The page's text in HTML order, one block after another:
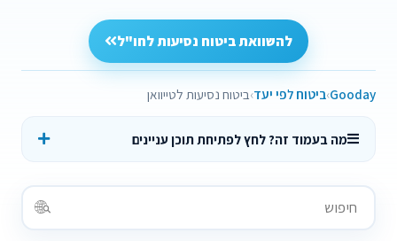
להשוואת ביטוח נסיעות לחו"ל
Gooday ביטוח לפי יעד ביטוח נסיעות לטייוואן
מה בעמוד זה? לחץ לפתיחת תוכן עניינים